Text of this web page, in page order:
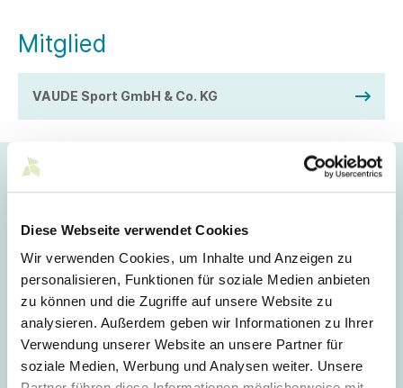
Diese Webseite verwendet Cookies
Wir verwenden Cookies, um Inhalte und Anzeigen zu
personalisieren, Funktionen für soziale Medien anbieten
zu können und die Zugriffe auf unsere Website zu
analysieren. Außerdem geben wir Informationen zu Ihrer
Verwendung unserer Website an unsere Partner für
soziale Medien, Werbung und Analysen weiter. Unsere
Mitglied
VAUDE Sport GmbH & Co. KG
Nachhaltiges Handeln belohnen
Antje von Dewitz machte bei der Konferenz deutlich, dass
nachhaltig wirtschaftende Unternehmen aufgrund höherer
Kosten, zusätzlichem Aufwand und mehr Unsicherheit
benachteiligt sind.
“Denn in unserem Wirtschaftssystem sind
nachhaltige Lieferketten eine freiwillige
Leistung. Unternehmen werden vor allem